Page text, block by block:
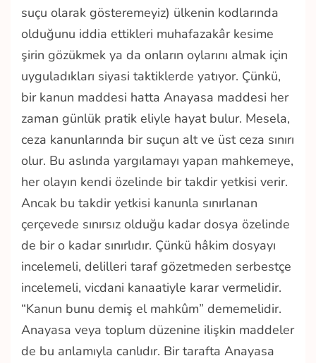
suçu olarak gösteremeyiz) ülkenin kodlarında
olduğunu iddia ettikleri muhafazakâr kesime
şirin gözükmek ya da onların oylarını almak için
uyguladıkları siyasi taktiklerde yatıyor. Çünkü,
bir kanun maddesi hatta Anayasa maddesi her
zaman günlük pratik eliyle hayat bulur. Mesela,
ceza kanunlarında bir suçun alt ve üst ceza sınırı
olur. Bu aslında yargılamayı yapan mahkemeye,
her olayın kendi özelinde bir takdir yetkisi verir.
Ancak bu takdir yetkisi kanunla sınırlanan
çerçevede sınırsız olduğu kadar dosya özelinde
de bir o kadar sınırlıdır. Çünkü hâkim dosyayı
incelemeli, delilleri taraf gözetmeden serbestçe
incelemeli, vicdani kanaatiyle karar vermelidir.
“Kanun bunu demiş el mahkûm” dememelidir.
Anayasa veya toplum düzenine ilişkin maddeler
de bu anlamıyla canlıdır. Bir tarafta Anayasa